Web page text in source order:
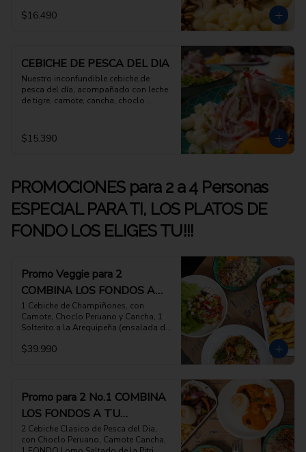
$16.490
CEBICHE DE PESCA DEL DIA
Nuestro inconfundible cebiche,de
pesca del día, acompañado con leche
de tigre, camote, cancha, choclo
$15.390
PROMOCIONES para 2 a 4 Personas
ESPECIAL PARA TI, LOS PLATOS DE
FONDO LOS ELIGES TU!!!
Promo Veggie para 2
COMBINA LOS FONDOS A
TU ELECCION
1 Cebiche de Champiñones, con
Camote, Choclo Peruano y Cancha, 1
Solterito a la Arequipeña (ensalada de
aceitunas), 1  FONDO Tallarin Saltado
Lomo Saltado pero solo con Verduras,
arroz y papas fritas
ESCOGE 2 PLATOS DE FONDO DE TU
ELECCION, (favor indicar cuales en las
INSTRUCCIONES ESPECIALES)
$39.990
Promo para 2 No.1 COMBINA
LOS FONDOS A TU
ELECCION
2 Cebiche Clasico de Pesca del Dia,
con Choclo Peruano, Camote Cancha,